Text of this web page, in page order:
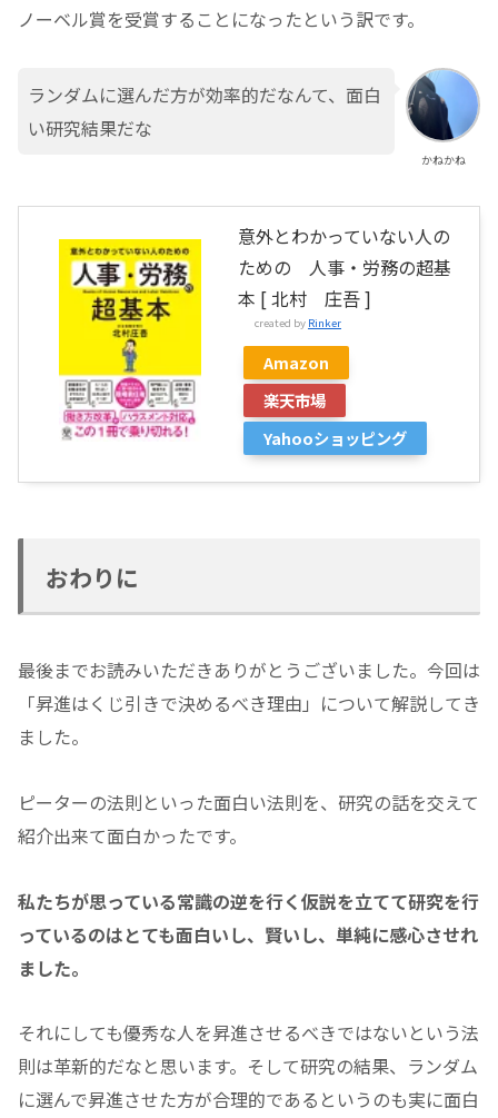
ノーベル賞を受賞することになったという訳です。
かねかね
ランダムに選んだ方が効率的だなんて、面白
い研究結果だな
意外とわかっていない人の
ための 人事・労務の超基
本 [ 北村 庄吾 ]
created by Rinker
Amazon
楽天市場
Yahooショッピング
おわりに
最後までお読みいただきありがとうございました。今回は
「昇進はくじ引きで決めるべき理由」について解説してき
ました。
ピーターの法則といった面白い法則を、研究の話を交えて
紹介出来て面白かったです。
私たちが思っている常識の逆を行く仮説を立てて研究を行
っているのはとても面白いし、賢いし、単純に感心させれ
ました。
それにしても優秀な人を昇進させるべきではないという法
則は革新的だなと思います。そして研究の結果、ランダム
に選んで昇進させた方が合理的であるというのも実に面白